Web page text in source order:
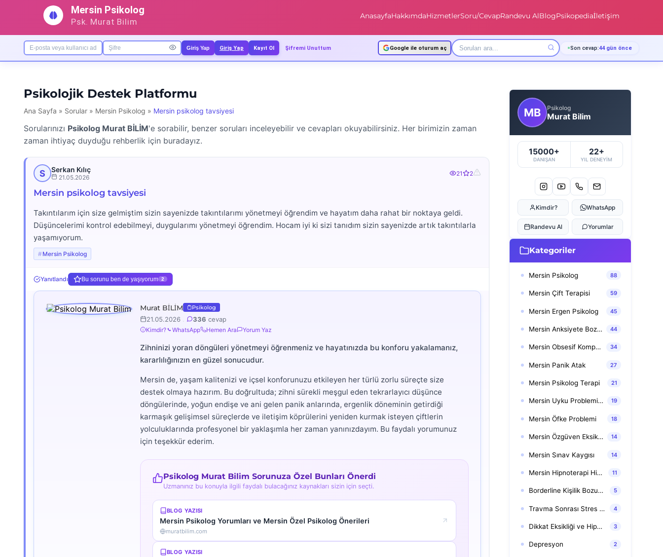
Mersin Psikolog
Psk. Murat Bilim
AnasayfaHakkımdaHizmetlerSoru/CevapRandevu AlBlogPsikopediaİletişim
Giriş Yap Giriş Yap Kayıt Ol Şifremi Unuttum Google ile oturum aç Son cevap:44 gün önce
Psikolojik Destek Platformu
Ana Sayfa » Sorular » Mersin Psikolog » Mersin psikolog tavsiyesi
Sorularınızı Psikolog Murat BİLİM'e sorabilir, benzer soruları inceleyebilir ve cevapları okuyabilirsiniz. Her birimizin zaman
zaman ihtiyaç duyduğu rehberlik için buradayız.
S Serkan Kılıç
21.05.2026
21 2
Mersin psikolog tavsiyesi
Takıntılarım için size gelmiştim sizin sayenizde takıntılarımı yönetmeyi öğrendim ve hayatım daha rahat bir noktaya geldi.
Düşüncelerimi kontrol edebilmeyi, duygularımı yönetmeyi öğrendim. Hocam iyi ki sizi tanıdım sizin sayenizde artık takıntılarla
yaşamıyorum.
Mersin Psikolog
Yanıtlandı Bu sorunu ben de yaşıyorum 2
Murat BİLİM Psikolog
21.05.2026 336 cevap
Kimdir? WhatsApp Hemen Ara Yorum Yaz
Zihninizi yoran döngüleri yönetmeyi öğrenmeniz ve hayatınızda bu konforu yakalamanız,
kararlılığınızın en güzel sonucudur.
Mersin de, yaşam kalitenizi ve içsel konforunuzu etkileyen her türlü zorlu süreçte size
destek olmaya hazırım. Bu doğrultuda; zihni sürekli meşgul eden tekrarlayıcı düşünce
döngülerinde, yoğun endişe ve ani gelen panik anlarında, ergenlik döneminin getirdiği
karmaşık gelişimsel süreçlerde ve iletişim köprülerini yeniden kurmak isteyen çiftlerin
yolculuklarında profesyonel bir yaklaşımla her zaman yanınızdayım. Bu faydalı yorumunuz
için teşekkür ederim.
Psikolog Murat Bilim Sorunuza Özel Bunları Önerdi
Uzmanınız bu konuyla ilgili faydalı bulacağınız kaynakları sizin için seçti.
BLOG YAZISI
Mersin Psikolog Yorumları ve Mersin Özel Psikolog Önerileri
muratbilim.com
BLOG YAZISI
MB Psikolog
Murat Bilim
15000+
DANIŞAN
22+
YIL DENEYIM
Kimdir? WhatsApp
Randevu Al Yorumlar
Kategoriler
Mersin Psikolog 88
Mersin Çift Terapisi 59
Mersin Ergen Psikolog 45
Mersin Anksiyete Bozuklukları 44
Mersin Obsesif Kompulsif Bozukluk (OKB) 34
Mersin Panik Atak 27
Mersin Psikolog Terapi 21
Mersin Uyku Problemi Terapisi 19
Mersin Öfke Problemi 18
Mersin Özgüven Eksikliği Terapisi 14
Mersin Sınav Kaygısı 14
Mersin Hipnoterapi Hipnoz 11
Borderline Kişilik Bozukluğu 5
Travma Sonrası Stres Bozukluğu (TSSB) 4
Dikkat Eksikliği ve Hiperaktivite Bozukluğu (DEHB) 3
Depresyon 2